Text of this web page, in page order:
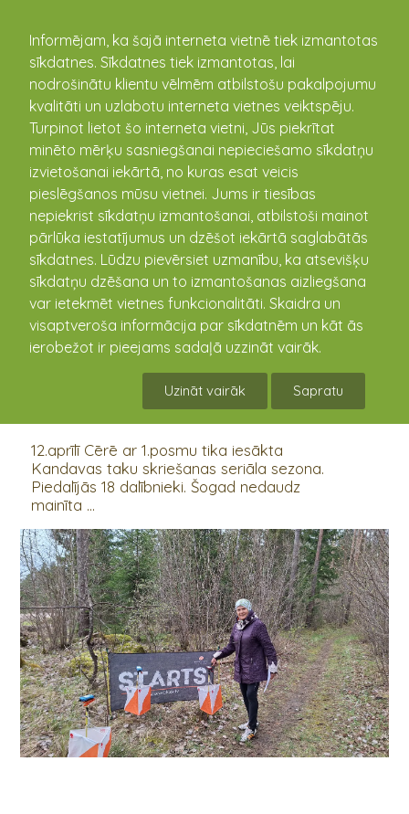
Informējam, ka šajā interneta vietnē tiek izmantotas
sīkdatnes. Sīkdatnes tiek izmantotas, lai
nodrošinātu klientu vēlmēm atbilstošu pakalpojumu
kvalitāti un uzlabotu interneta vietnes veiktspēju.
Turpinot lietot šo interneta vietni, Jūs piekrītat
minēto mērķu sasniegšanai nepieciešamo sīkdatņu
izvietošanai iekārtā, no kuras esat veicis
pieslēgšanos mūsu vietnei. Jums ir tiesības
nepiekrist sīkdatņu izmantošanai, atbilstoši mainot
pārlūka iestatījumus un dzēšot iekārtā saglabātās
sīkdatnes. Lūdzu pievērsiet uzmanību, ka atsevišķu
sīkdatņu dzēšana un to izmantošanas aizliegšana
var ietekmēt vietnes funkcionalitāti. Skaidra un
visaptveroša informācija par sīkdatnēm un kāt ās
ierobežot ir pieejams sadaļā uzzināt vairāk.
Uzināt vairāk Sapratu
kandava.lv
PASĀKUMU
KALENDĀRS
Kandavas apkārtnē sākusies tautas sporta*
12.aprīlī Cērē ar 1.posmu tika iesākta
Kandavas taku skriešanas seriāla sezona.
Piedalījās 18 dalībnieki. Šogad nedaudz
mainīta ...